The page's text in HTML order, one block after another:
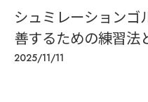
シュミレーションゴ
善するための練習法
2025/11/11